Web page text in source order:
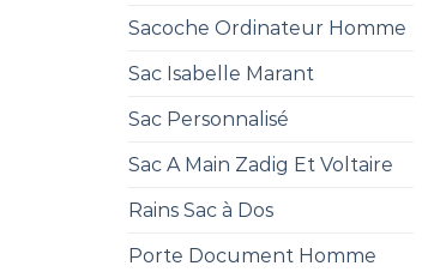
Sacoche Ordinateur Homme
Sac Isabelle Marant
Sac Personnalisé
Sac A Main Zadig Et Voltaire
Rains Sac à Dos
Porte Document Homme